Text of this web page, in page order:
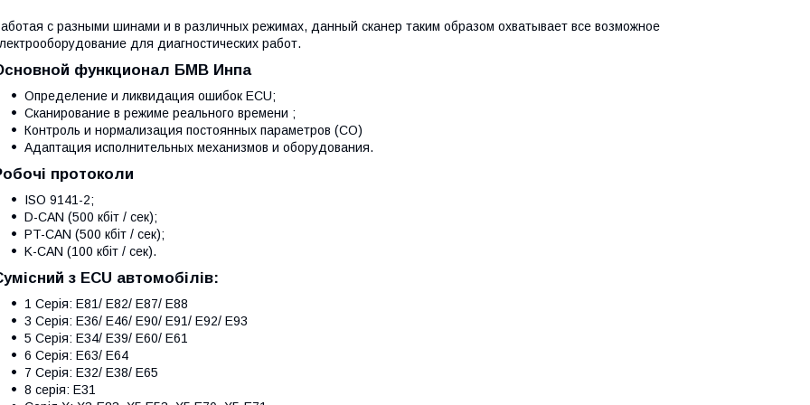
с разными шинами и в различных режимах, данный сканер таким образом охватывает все возможное
для диагностических работ.
функционал БМВ Инпа
Определение и ликвидация ошибок ECU;
Сканирование в режиме реального времени ;
Контроль и нормализация постоянных параметров (СО)
Адаптация исполнительных механизмов и оборудования.
протоколи
ISO 9141-2;
D-CAN (500 кбіт / сек);
PT-CAN (500 кбіт / сек);
K-CAN (100 кбіт / сек).
з ECU автомобілів:
1 Серія: E81/ E82/ E87/ E88
3 Серія: E36/ E46/ E90/ E91/ E92/ E93
5 Серія: E34/ E39/ E60/ E61
6 Серія: E63/ E64
7 Серія: E32/ E38/ E65
8 серія: E31